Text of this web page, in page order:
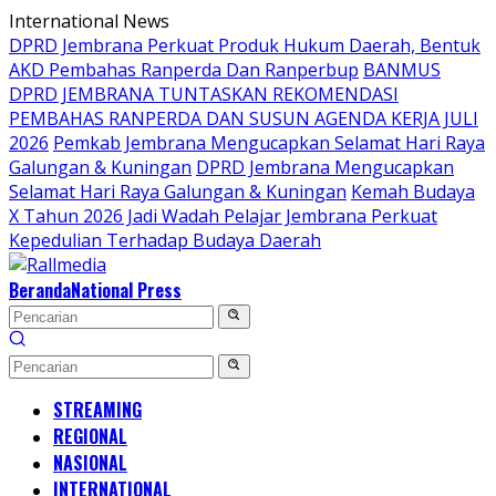
Langsung
ke
konten
International News
DPRD Jembrana Perkuat Produk Hukum Daerah, Bentuk
AKD Pembahas Ranperda Dan Ranperbup BANMUS
DPRD JEMBRANA TUNTASKAN REKOMENDASI
PEMBAHAS RANPERDA DAN SUSUN AGENDA KERJA JULI
2026 Pemkab Jembrana Mengucapkan Selamat Hari Raya
Galungan & Kuningan DPRD Jembrana Mengucapkan
Selamat Hari Raya Galungan & Kuningan Kemah Budaya
X Tahun 2026 Jadi Wadah Pelajar Jembrana Perkuat
Kepedulian Terhadap Budaya Daerah
BerandaNational Press
STREAMING
REGIONAL
NASIONAL
INTERNATIONAL